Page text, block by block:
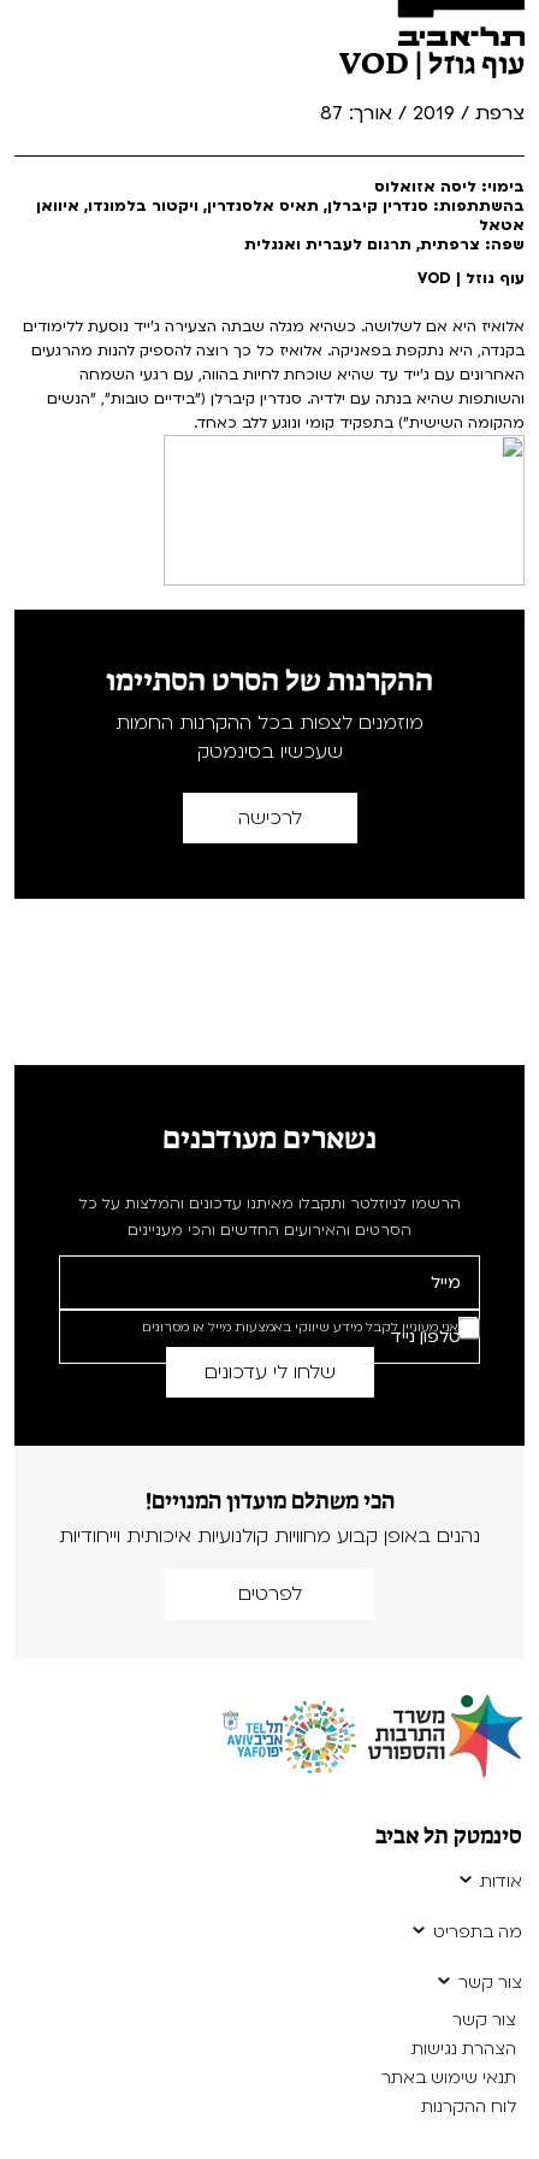
עוף גוזל | VOD
צרפת / 2019 / אורך: 87
בימוי: ליסה אזואלוס
בהשתתפות: סנדרין קיברלן, תאיס אלסנדרין, ויקטור בלמונדו, איוואן
אטאל
שפה: צרפתית, תרגום לעברית ואנגלית
עוף גוזל | VOD
אלואיז היא אם לשלושה. כשהיא מגלה שבתה הצעירה ג'ייד נוסעת ללימודים
בקנדה, היא נתקפת בפאניקה. אלואיז כל כך רוצה להספיק להנות מהרגעים
האחרונים עם ג'ייד עד שהיא שוכחת לחיות בהווה, עם רגעי השמחה
והשותפות שהיא בנתה עם ילדיה. סנדרין קיברלן ("בידיים טובות", "הנשים
מהקומה השישית") בתפקיד קומי ונוגע ללב כאחד.
ההקרנות של הסרט הסתיימו
מוזמנים לצפות בכל ההקרנות החמות
שעכשיו בסינמטק
לרכישה
נשארים מעודכנים
הרשמו לניוזלטר ותקבלו מאיתנו עדכונים והמלצות על כל
הסרטים והאירועים החדשים והכי מעניינים
אני מעוניין לקבל מידע שיווקי באמצעות מייל או מסרונים
הכי משתלם מועדון המנויים!
נהנים באופן קבוע מחוויות קולנועיות איכותית וייחודיות
לפרטים
סינמטק תל אביב
אודות
מה בתפריט
צור קשר
צור קשר
הצהרת נגישות
תנאי שימוש באתר
לוח ההקרנות